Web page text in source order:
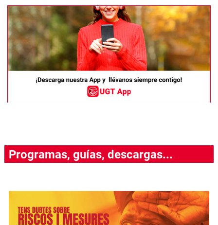
Programas, guías, descargas...